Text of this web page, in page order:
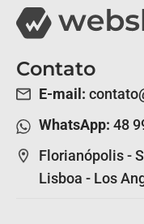
Contato
E-mail:
WhatsApp: 48
Florianópolis -
Lisboa - Los